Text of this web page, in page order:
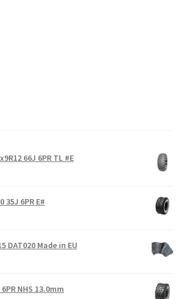
66J 6PR TL #E
35J 6PR E#
DAT020 Made in EU
NHS 13.0mm